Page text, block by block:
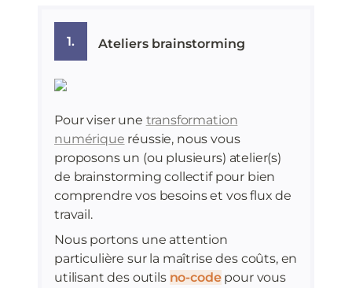
1. Ateliers brainstorming
Pour viser une transformation
numérique réussie, nous vous
proposons un (ou plusieurs) atelier(s)
de brainstorming collectif pour bien
comprendre vos besoins et vos flux de
travail.
Nous portons une attention
particulière sur la maîtrise des coûts, en
utilisant des outils no-codepour vous